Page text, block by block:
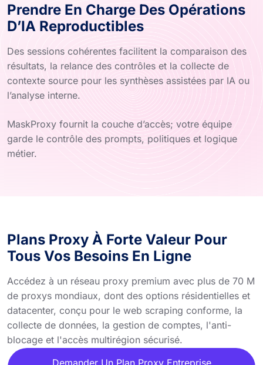
Prendre En Charge Des Opérations
D’IA Reproductibles
Des sessions cohérentes facilitent la comparaison des
résultats, la relance des contrôles et la collecte de
contexte source pour les synthèses assistées par IA ou
l’analyse interne.
MaskProxy fournit la couche d’accès; votre équipe
garde le contrôle des prompts, politiques et logique
métier.
Plans Proxy À Forte Valeur Pour
Tous Vos Besoins En Ligne
Accédez à un réseau proxy premium avec plus de 70 M
de proxys mondiaux, dont des options résidentielles et
datacenter, conçu pour le web scraping conforme, la
collecte de données, la gestion de comptes, l'anti-
blocage et l'accès multirégion sécurisé.
Demander Un Plan Proxy Entreprise